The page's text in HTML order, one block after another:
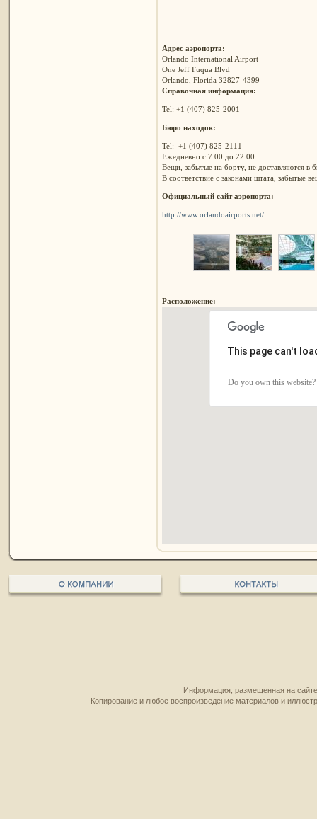
Адрес аэропорта:
Orlando International Airport
One Jeff Fuqua Blvd
Orlando, Florida 32827-4399
Справочная информация:
Tel: +1 (407) 825-2001
Бюро находок:
Tel: +1 (407) 825-2111
Ежедневно с 7 00 до 22 00.
Вещи, забытые на борту, не доставляются в
В соответствие с законами штата, забытые
Официальный сайт аэропорта:
http://www.orlandoairports.net/
Расположение:
This page can't
Do you own this website?
Информация, размещенная на
Копирование и любое воспроизведение материалов и